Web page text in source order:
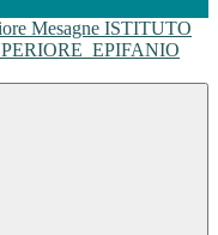
ISTITUTO
EPIFANIO